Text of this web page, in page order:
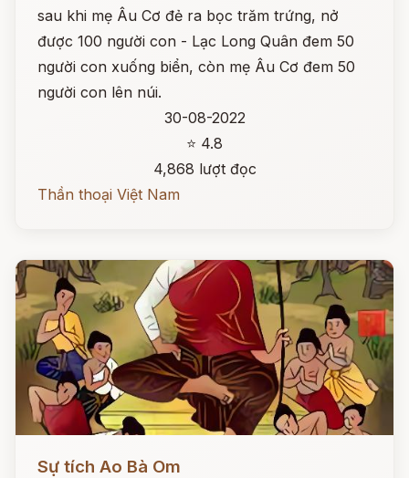
sau khi mẹ Âu Cơ đẻ ra bọc trăm trứng, nở
được 100 người con - Lạc Long Quân đem 50
người con xuống biển, còn mẹ Âu Cơ đem 50
người con lên núi.
30-08-2022
⭐ 4.8
4,868 lượt đọc
Thần thoại Việt Nam
Sự tích Ao Bà Om